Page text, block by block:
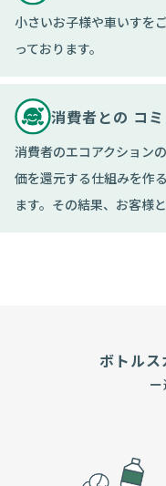
小さいお子様や車いすを
っております。
消費者との コ
消費者のエコアクション
価を還元する仕組みを作
ます。その結果、お客様
ボトル